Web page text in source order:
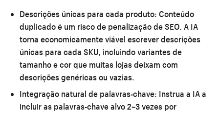
Descrições únicas para cada produto: Conteúdo
duplicado é um risco de penalização de SEO. A IA
torna economicamente viável escrever descrições
únicas para cada SKU, incluindo variantes de
tamanho e cor que muitas lojas deixam com
descrições genéricas ou vazias.
Integração natural de palavras-chave: Instrua a IA a
incluir as palavras-chave alvo 2–3 vezes por